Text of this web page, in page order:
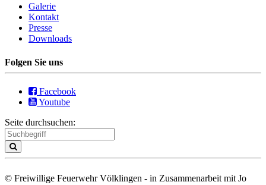
Galerie
Kontakt
Presse
Downloads
Folgen Sie uns
Facebook
Youtube
Seite durchsuchen:
© Freiwillige Feuerwehr Völklingen - in Zusammenarbeit mit Jo